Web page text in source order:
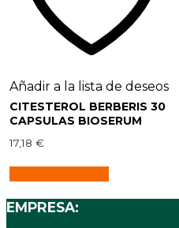
Añadir a la lista de deseos
CITESTEROL BERBERIS 30
CAPSULAS BIOSERUM
17,18€
EMPRESA: